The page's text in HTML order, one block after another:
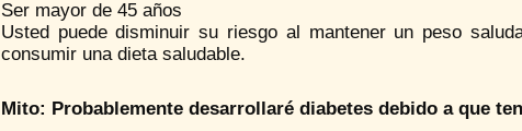
Ser mayor de 45 años
Usted puede disminuir su riesgo al mantener un peso
consumir una dieta saludable.
Mito: Probablemente desarrollaré diabetes debido a que